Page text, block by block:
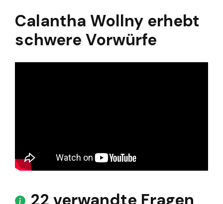
Calantha Wollny erhebt
schwere Vorwürfe